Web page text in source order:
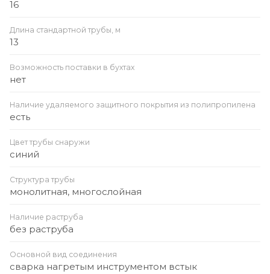
16
Длина стандартной трубы, м
13
Возможность поставки в бухтах
нет
Наличие удаляемого защитного покрытия из полипропилена
есть
Цвет трубы снаружи
синий
Структура трубы
монолитная, многослойная
Наличие раструба
без раструба
Основной вид соединения
сварка нагретым инструментом встык